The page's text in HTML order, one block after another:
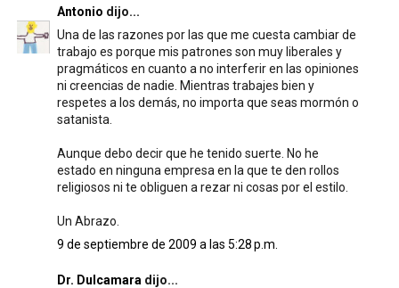
Antonio dijo...
Una de las razones por las que me cuesta cambiar de
trabajo es porque mis patrones son muy liberales y
pragmáticos en cuanto a no interferir en las opiniones
ni creencias de nadie. Mientras trabajes bien y
respetes a los demás, no importa que seas mormón o
satanista.
Aunque debo decir que he tenido suerte. No he
estado en ninguna empresa en la que te den rollos
religiosos ni te obliguen a rezar ni cosas por el estilo.
Un Abrazo.
9 de septiembre de 2009 a las 5:28 p.m.
Dr. Dulcamara dijo...